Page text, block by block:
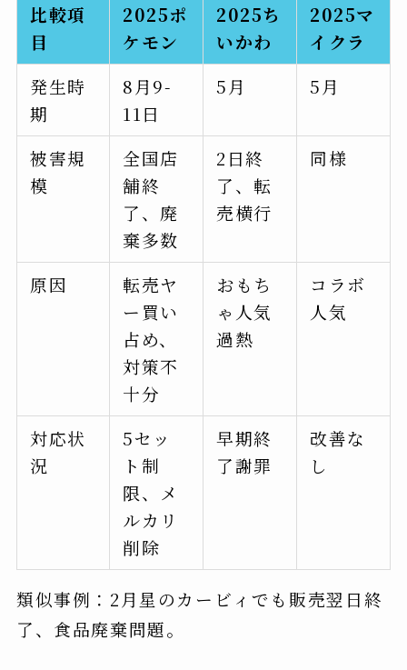
比較項
目
2025ポ
ケモン
2025ち
いかわ
2025マ
イクラ
発生時
期
8月9-
11日
5月 5月
被害規
模
全国店
舗終
了、廃
棄多数
2日終
了、転
売横行
同様
原因
転売ヤ
ー買い
占め、
対策不
十分
おもち
ゃ人気
過熱
コラボ
人気
対応状
況
5セッ
ト制
限、メ
ルカリ
削除
早期終
了謝罪
改善な
し
類似事例：2月星のカービィでも販売翌日終
了、食品廃棄問題。